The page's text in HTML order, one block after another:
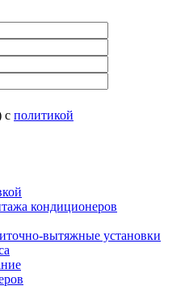
с политикой
кондиционеров
вытяжные установки